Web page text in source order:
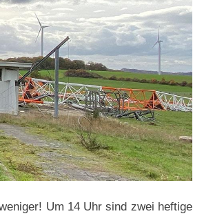
Um 14 Uhr sind zwei heftige